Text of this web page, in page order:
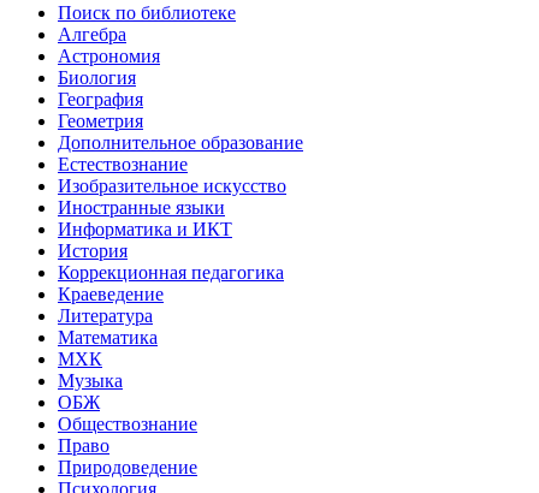
Поиск по библиотеке
Алгебра
Астрономия
Биология
География
Геометрия
Дополнительное образование
Естествознание
Изобразительное искусство
Иностранные языки
Информатика и ИКТ
История
Коррекционная педагогика
Краеведение
Литература
Математика
МХК
Музыка
ОБЖ
Обществознание
Право
Природоведение
Психология